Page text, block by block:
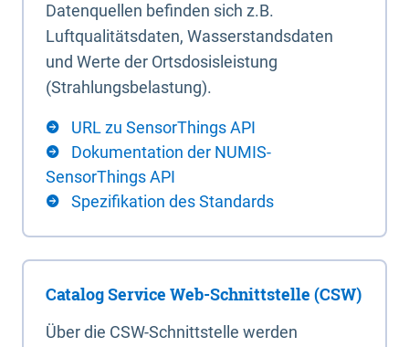
Datenquellen befinden sich z.B.
Luftqualitätsdaten, Wasserstandsdaten
und Werte der Ortsdosisleistung
(Strahlungsbelastung).
URL zu SensorThings API
Dokumentation der NUMIS-
SensorThings API
Spezifikation des Standards
Catalog Service Web-Schnittstelle (CSW)
Über die CSW-Schnittstelle werden